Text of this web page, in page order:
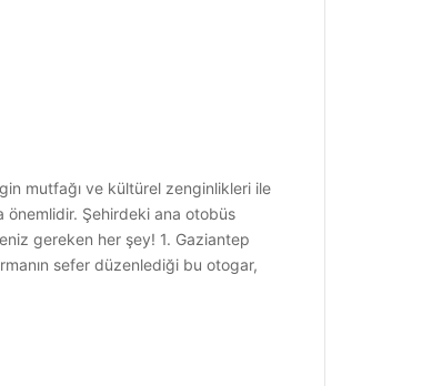
mutfağı ve kültürel zenginlikleri ile
önemlidir. Şehirdeki ana otobüs
gereken her şey! 1. Gaziantep
sefer düzenlediği bu otogar,